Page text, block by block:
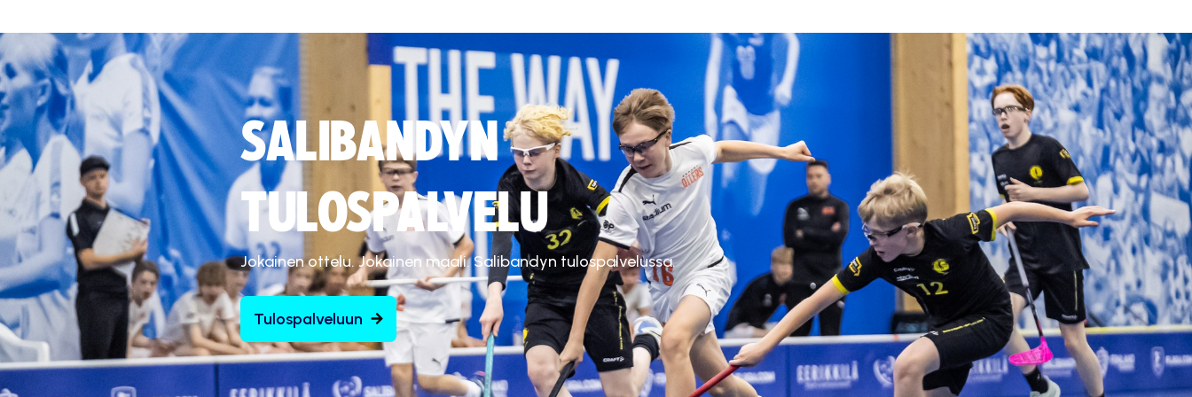
SALIBANDYN
TULOSPALVELU
Jokainen ottelu. Jokainen maali. Salibandyn tulospalvelussa.
Tulospalveluun